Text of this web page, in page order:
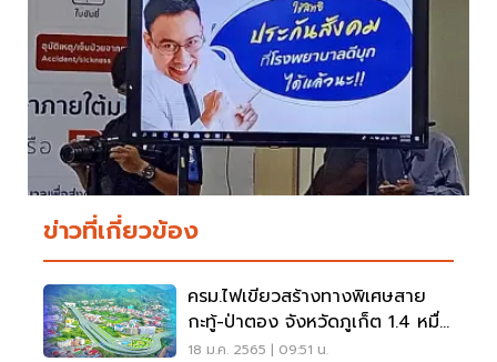
ข่าวที่เกี่ยวข้อง
ครม.ไฟเขียวสร้างทางพิเศษสาย
กะทู้-ป่าตอง จังหวัดภูเก็ต 1.4 หมื่น
ล้าน
18 ม.ค. 2565 | 09:51 น.